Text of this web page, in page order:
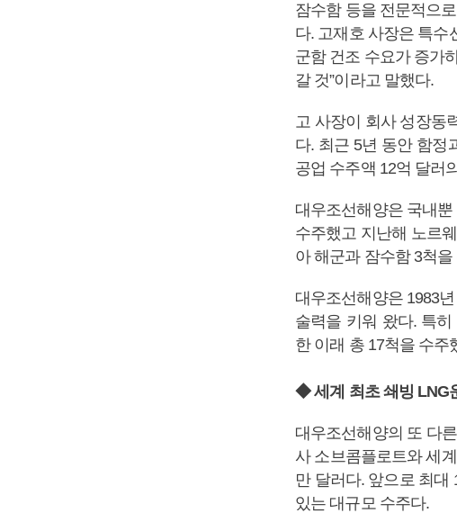
잠수함 등을 전문적으
다. 고재호 사장은 특수
군함 건조 수요가 증가
갈 것”이라고 말했다.
고 사장이 회사 성장동
다. 최근 5년 동안 함정
공업 수주액 12억 달러
대우조선해양은 국내
수주했고 지난해 노르
아 해군과 잠수함 3척
대우조선해양은 1983
술력을 키워 왔다. 특
한 이래 총 17척을 수주
◆ 세계 최초 쇄빙 LNG
대우조선해양의 또 다
사 소브콤플로트와 세
만 달러다. 앞으로 최대
있는 대규모 수주다.